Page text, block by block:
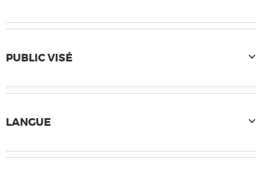
PUBLIC VISÉ
LANGUE